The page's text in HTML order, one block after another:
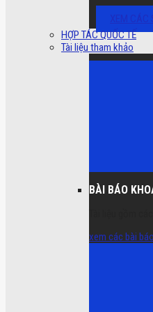
HỢP TÁC QUỐC TẾ
Tài liệu tham khảo
BÀI BÁO
xem các bài